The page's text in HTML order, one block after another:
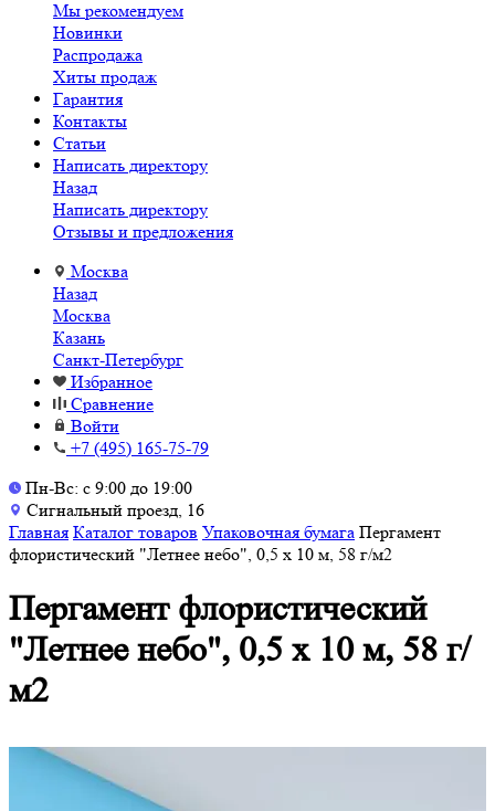
Мы рекомендуем
Новинки
Распродажа
Хиты продаж
Гарантия
Контакты
Статьи
Написать директору
Назад
Написать директору
Отзывы и предложения
Москва
Назад
Москва
Казань
Санкт-Петербург
Избранное
Сравнение
Войти
+7 (495) 165-75-79
Пн-Вс: с 9:00 до 19:00
Сигнальный проезд, 16
Главная Каталог товаров Упаковочная бумага Пергамент
флористический "Летнее небо", 0,5 х 10 м, 58 г/м2
Пергамент флористический
"Летнее небо", 0,5 х 10 м, 58 г/
м2